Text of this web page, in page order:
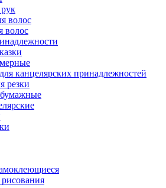
волос
волос
канцелярских принадлежностей
резки